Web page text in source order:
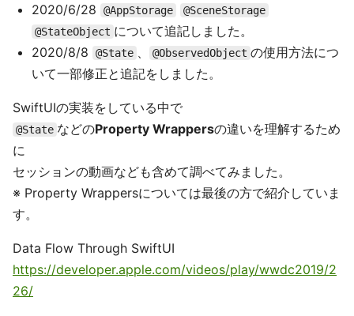
2020/6/28
@AppStorage
@SceneStorage
@StateObject について追記しました。
2020/8/8
@State 、 @ObservedObject の使用方法につ
いて一部修正と追記をしました。
SwiftUIの実装をしている中で
@State などのProperty Wrappersの違いを理解するため
に
セッションの動画なども含めて調べてみました。
※ Property Wrappersについては最後の方で紹介していま
す。
Data Flow Through SwiftUI
https://developer.apple.com/videos/play/wwdc2019/2
26/